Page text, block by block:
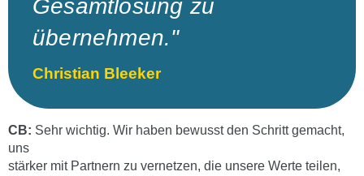
Gesamtlösung zu
übernehmen."
Christian Bleeker
CB: Sehr wichtig. Wir haben bewusst den Schritt gemacht,
uns
stärker mit Partnern zu vernetzen, die unsere Werte teilen,